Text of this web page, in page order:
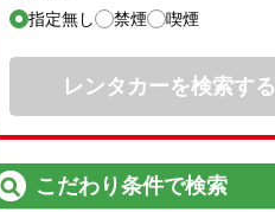
指定無し 禁煙 喫煙
レンタカーを検索する
こだわり条件で検索